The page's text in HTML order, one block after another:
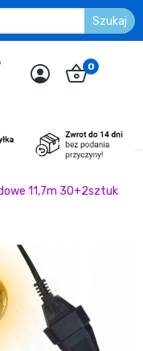
Szukaj
0
11,7m 30+2sztuk